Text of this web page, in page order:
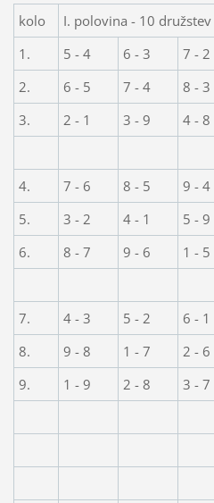
kolo I. polovina - 10 družstev
1.
5 - 4 6 - 3 7 - 2
2.
6 - 5 7 - 4 8 - 3
3.
2 - 1 3 - 9 4 - 8
4.
7 - 6 8 - 5 9 - 4
5.
3 - 2 4 - 1 5 - 9
6.
8 - 7 9 - 6 1 - 5
7.
4 - 3 5 - 2 6 - 1
8.
9 - 8 1 - 7 2 - 6
9.
1 - 9 2 - 8 3 - 7